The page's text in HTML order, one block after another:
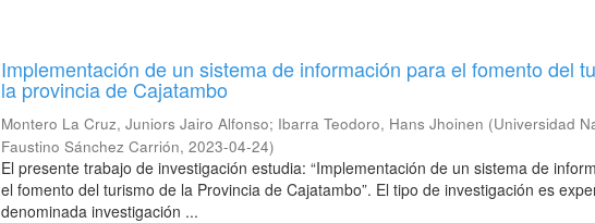
Implementación de un sistema de información para el fomento del
la provincia de Cajatambo
Montero La Cruz, Juniors Jairo Alfonso; Ibarra Teodoro, Hans Jhoinen (Universidad
Faustino Sánchez Carrión,2023-04-24)
El presente trabajo de investigación estudia: “Implementación de un sistema de
el fomento del turismo de la Provincia de Cajatambo”. El tipo de investigación es
denominada investigación ...